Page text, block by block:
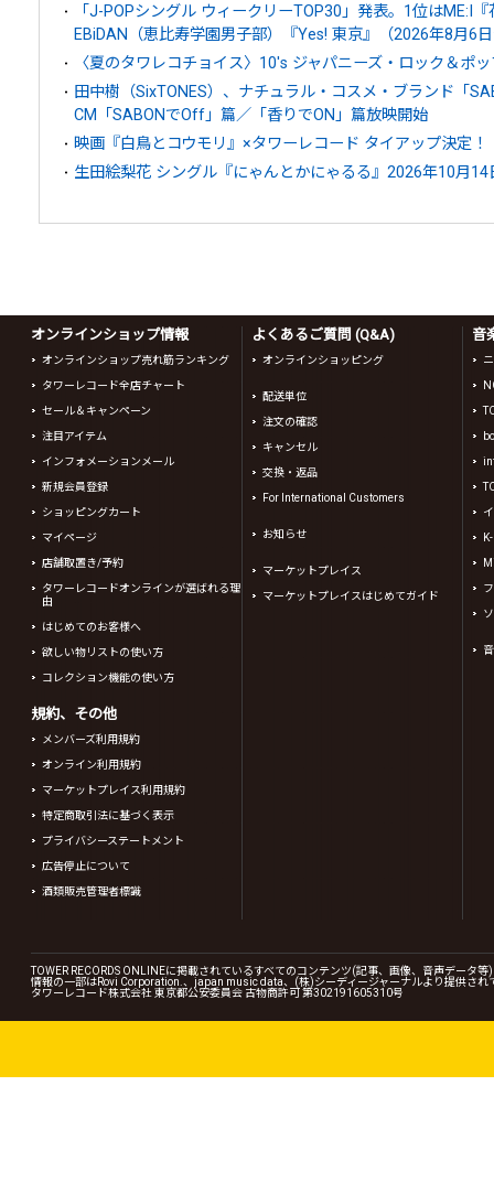
「J-POPシングル ウィークリーTOP30」発表。1位はME:I
EBiDAN（恵比寿学園男子部）『Yes! 東京』（2026年8月6
〈夏のタワレコチョイス〉10's ジャパニーズ・ロック＆ポ
田中樹（SixTONES）、ナチュラル・コスメ・ブランド「
CM「SABONでOff」篇／「香りでON」篇放映開始
映画『白鳥とコウモリ』×タワーレコード タイアップ決定！
生田絵梨花 シングル『にゃんとかにゃるる』2026年10月14
オンラインショップ情報
オンラインショップ売れ筋ランキング
タワーレコード全店チャート
セール＆キャンペーン
注目アイテム
インフォメーションメール
新規会員登録
ショッピングカート
マイページ
店舗取置き/予約
タワーレコードオンラインが選ばれる理
由
はじめてのお客様へ
欲しい物リストの使い方
コレクション機能の使い方
規約、その他
メンバーズ利用規約
オンライン利用規約
マーケットプレイス利用規約
特定商取引法に基づく表示
プライバシーステートメント
広告停止について
酒類販売管理者標識
よくあるご質問 (Q&A)
オンラインショッピング
配送単位
注文の確認
キャンセル
交換・返品
For International Customers
お知らせ
マーケットプレイス
マーケットプレイスはじめてガイド
音
TOWER RECORDS ONLINEに掲載されているすべてのコンテンツ(記事、画像、音声データ
情報の一部はRovi Corporation.、japan music data、(株)シーディージャーナルより提供され
タワーレコード株式会社 東京都公安委員会 古物商許可 第302191605310号